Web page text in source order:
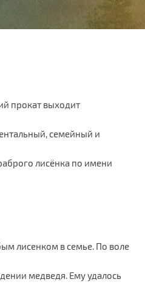
прокат выходит
семейный и
лисёнка по имени
лисенком в семье. По воле
медведя. Ему удалось